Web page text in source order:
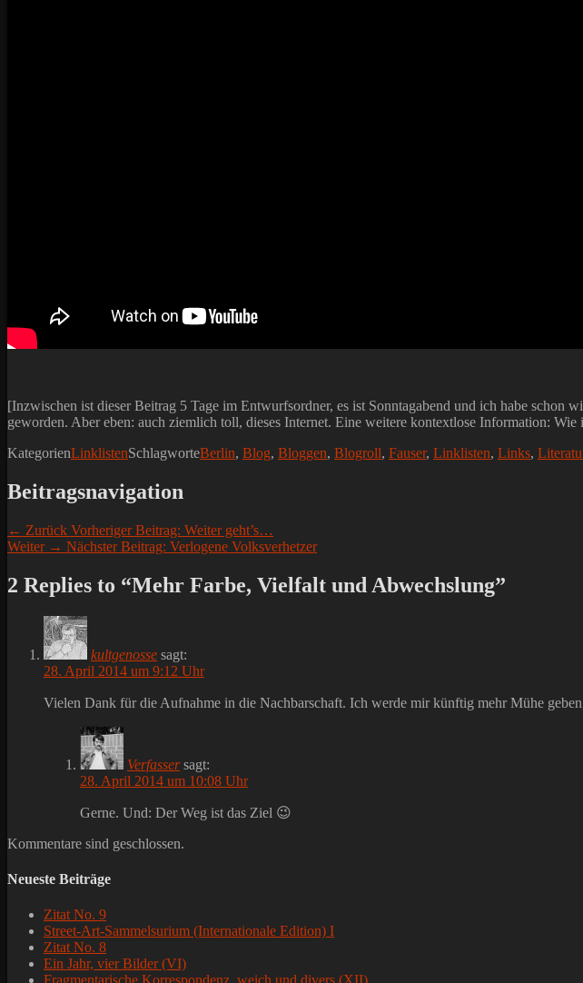
[Inzwischen ist dieser Beitrag 5 Tage im Entwurfsordner, es ist Sonntagabend und ich habe schon
geworden. Aber eben: auch ziemlich toll, dieses Internet. Eine weitere kontextlose Information:
KategorienLinklistenSchlagworteBerlin, Blog, Bloggen, Blogroll, Fauser, Linklisten, Links,
Beitragsnavigation
← Zurück Vorheriger Beitrag: Weiter geht’s…
Weiter → Nächster Beitrag: Verlogene Volksverhetzer
2 Replies to “Mehr Farbe, Vielfalt und Abwechslung”
kultgenosse sagt:
28. April 2014 um 9:12 Uhr
Vielen Dank für die Aufnahme in die Nachbarschaft. Ich werde mir künftig mehr Mühe
Verfasser sagt:
28. April 2014 um 10:08 Uhr
Gerne. Und: Der Weg ist das Ziel 😉
Kommentare sind geschlossen.
Neueste Beiträge
Zitat No. 9
Street-Art-Sammelsurium (Internationale Edition) I
Zitat No. 8
Ein Jahr, vier Bilder (VI)